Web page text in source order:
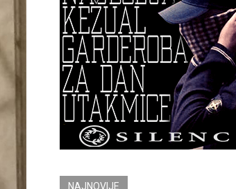
NAJNOVIJE